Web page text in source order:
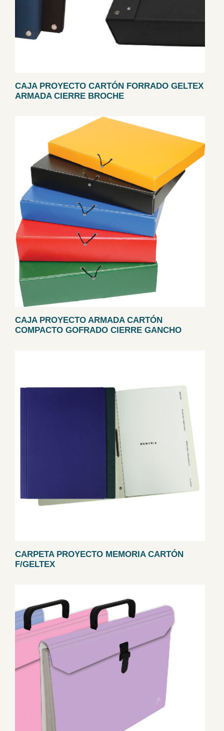
CAJA PROYECTO CARTÓN FORRADO GELTEX
ARMADA CIERRE BROCHE
CAJA PROYECTO ARMADA CARTÓN
COMPACTO GOFRADO CIERRE GANCHO
CARPETA PROYECTO MEMORIA CARTÓN
F/GELTEX